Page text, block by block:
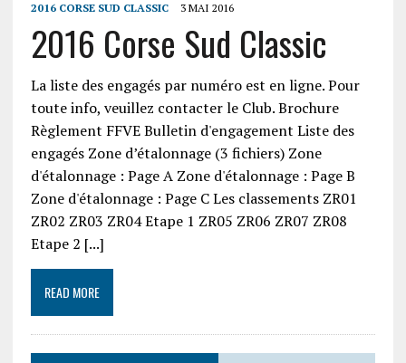
2016 CORSE SUD CLASSIC 3 MAI 2016
2016 Corse Sud Classic
La liste des engagés par numéro est en ligne. Pour
toute info, veuillez contacter le Club. Brochure
Règlement FFVE Bulletin d'engagement Liste des
engagés Zone d’étalonnage (3 fichiers) Zone
d'étalonnage : Page A Zone d'étalonnage : Page B
Zone d'étalonnage : Page C Les classements ZR01
ZR02 ZR03 ZR04 Etape 1 ZR05 ZR06 ZR07 ZR08
Etape 2 [...]
READ MORE